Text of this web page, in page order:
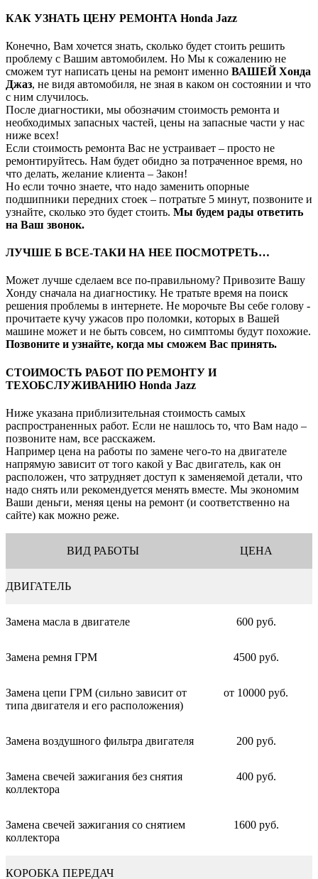
КАК УЗНАТЬ ЦЕНУ РЕМОНТА Honda Jazz
Конечно, Вам хочется знать, сколько будет стоить решить
проблему с Вашим автомобилем. Но Мы к сожалению не
сможем тут написать цены на ремонт именно ВАШЕЙ Хонда
Джаз, не видя автомобиля, не зная в каком он состоянии и что
с ним случилось.
После диагностики, мы обозначим стоимость ремонта и
необходимых запасных частей, цены на запасные части у нас
ниже всех!
Если стоимость ремонта Вас не устраивает – просто не
ремонтируйтесь. Нам будет обидно за потраченное время, но
что делать, желание клиента – Закон!
Но если точно знаете, что надо заменить опорные
подшипники передних стоек – потратьте 5 минут, позвоните и
узнайте, сколько это будет стоить. Мы будем рады ответить
на Ваш звонок.
ЛУЧШЕ Б ВСЕ-ТАКИ НА НЕЕ ПОСМОТРЕТЬ…
Может лучше сделаем все по-правильному? Привозите Вашу
Хонду сначала на диагностику. Не тратьте время на поиск
решения проблемы в интернете. Не морочьте Вы себе голову -
прочитаете кучу ужасов про поломки, которых в Вашей
машине может и не быть совсем, но симптомы будут похожие.
Позвоните и узнайте, когда мы сможем Вас принять.
СТОИМОСТЬ РАБОТ ПО РЕМОНТУ И
ТЕХОБСЛУЖИВАНИЮ Honda Jazz
Ниже указана приблизительная стоимость самых
распространенных работ. Если не нашлось то, что Вам надо –
позвоните нам, все расскажем.
Например цена на работы по замене чего-то на двигателе
напрямую зависит от того какой у Вас двигатель, как он
расположен, что затрудняет доступ к заменяемой детали, что
надо снять или рекомендуется менять вместе. Мы экономим
Ваши деньги, меняя цены на ремонт (и соответственно на
сайте) как можно реже.
ВИД РАБОТЫ ЦЕНА
ДВИГАТЕЛЬ
Замена масла в двигателе 600 руб.
Замена ремня ГРМ 4500 руб.
Замена цепи ГРМ (сильно зависит от
типа двигателя и его расположения)
от 10000 руб.
Замена воздушного фильтра двигателя 200 руб.
Замена свечей зажигания без снятия
коллектора
400 руб.
Замена свечей зажигания со снятием
коллектора
1600 руб.
КОРОБКА ПЕРЕДАЧ